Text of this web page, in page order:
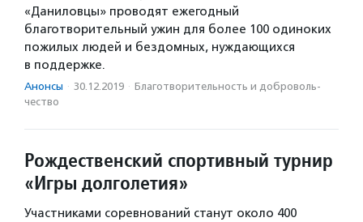
«Даниловцы» проводят ежегодный
благотворительный ужин для более 100 одиноких
пожилых людей и бездомных, нуждающихся
в поддержке.
Анонсы · 30.12.2019 · Благотвори­тель­ность и доброволь­
чест­во
Рождественский спортивный турнир
«Игры долголетия»
Участниками соревнований станут около 400